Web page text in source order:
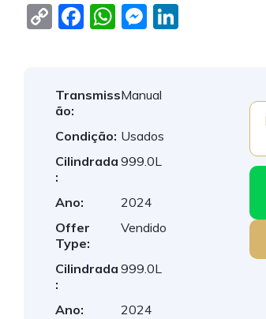
C
y
Li
n
k
F
e
o
o
W
s
p
p
M
e
g
er
Transmiss
ão:
Manual
Condição: Usados
Cilindrada
:
999.0L
Ano:
2024
Offer
Type:
Vendido
Cilindrada
:
999.0L
Ano: 2024